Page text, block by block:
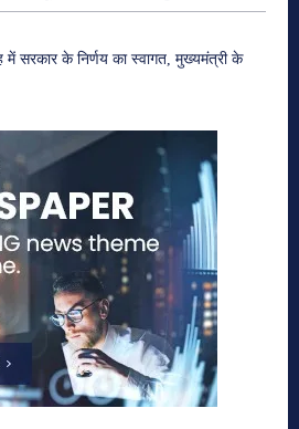
में सरकार के निर्णय का स्वागत, मुख्यमंत्री के